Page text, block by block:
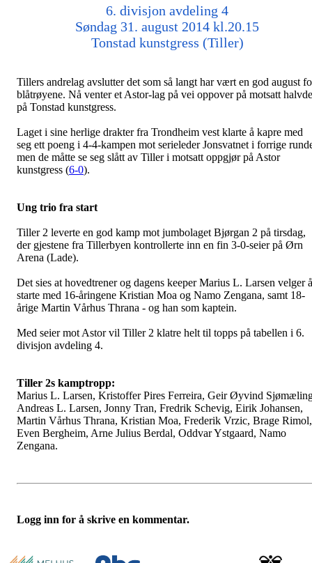
6. divisjon avdeling 4
Søndag 31. august 2014 kl.20.15
Tonstad kunstgress (Tiller)
Tillers andrelag avslutter det som så langt har vært en god august
blåtrøyene. Nå venter et Astor-lag på vei oppover på motsatt
på Tonstad kunstgress.
Laget i sine herlige drakter fra Trondheim vest klarte å kapre med
seg ett poeng i 4-4-kampen mot serieleder Jonsvatnet i forrige
men de måtte se seg slått av Tiller i motsatt oppgjør på Astor
kunstgress (6-0).
Ung trio fra start
Tiller 2 leverte en god kamp mot jumbolaget Bjørgan 2 på tirsdag,
der gjestene fra Tillerbyen kontrollerte inn en fin 3-0-seier på Ørn
Arena (Lade).
Det sies at hovedtrener og dagens keeper Marius L. Larsen velger å
starte med 16-åringene Kristian Moa og Namo Zengana, samt 18-
årige Martin Vårhus Thrana - og han som kaptein.
Med seier mot Astor vil Tiller 2 klatre helt til topps på tabellen i 6.
divisjon avdeling 4.
Tiller 2s kamptropp:
Marius L. Larsen, Kristoffer Pires Ferreira, Geir Øyvind
Andreas L. Larsen, Jonny Tran, Fredrik Schevig, Eirik Johansen,
Martin Vårhus Thrana, Kristian Moa, Frederik Vrzic, Brage Rimol,
Even Bergheim, Arne Julius Berdal, Oddvar Ystgaard, Namo
Zengana.
Logg inn for å skrive en kommentar.